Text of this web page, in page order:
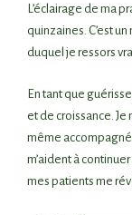
L’éclairage de ma
quinzaines. C’est
duquel je ressors
En tant que
et de croissance. Je
même
m’aident à
mes patients me